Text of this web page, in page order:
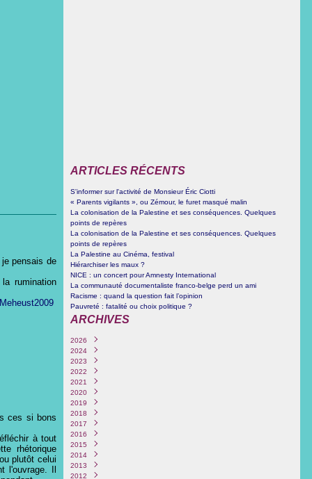
pensais de
rumination
ces si bons
à tout
rhétorique
plutôt celui
l'ouvrage. Il
ARTICLES RÉCENTS
S'informer sur l'activité de Monsieur Éric Ciotti
« Parents vigilants », ou Zémour, le furet masqué malin
La colonisation de la Palestine et ses conséquences. Quelques
points de repères
La colonisation de la Palestine et ses conséquences. Quelques
points de repères
La Palestine au Cinéma, festival
Hiérarchiser les maux ?
NICE : un concert pour Amnesty International
La communauté documentaliste franco-belge perd un ami
Racisme : quand la question fait l’opinion
Pauvreté : fatalité ou choix politique ?
ARCHIVES
2026
Juin
2024
Octobre
Septembre
Juin
Mars
Février
Janvier
2023
Décembre
Novembre
Mars
Février
Janvier
2022
Décembre
Septembre
Août
Juillet
Juin
Mai(4)
Février
2021
Décembre
Novembre
Octobre
Septembre
Juin
Mai(1)
Avril
Mars
Février
2020
Décembre
Novembre
Octobre
Septembre
Août
Juillet
Juin
Mai(3)
2019
Octobre
Septembre
Août
Juillet
Juin
Mai(1)
Mars
2018
Novembre
Août
Juillet
Juin
Avril
Février
2017
Décembre
Novembre
Octobre
Juillet
Juin
2016
Décembre
Novembre
Octobre
Septembre
2015
Décembre
Novembre
Septembre
2014
Décembre
Novembre
2013
Décembre
2012